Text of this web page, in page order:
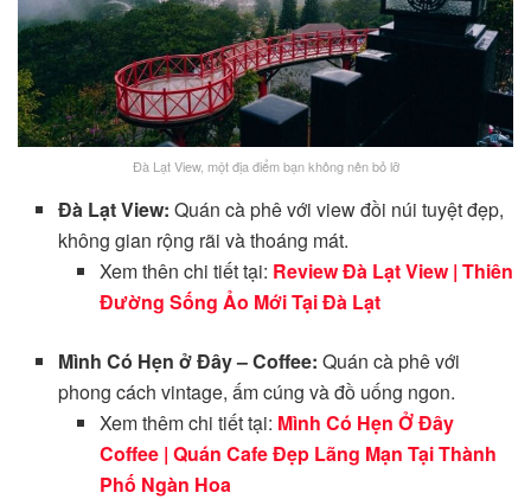
Đà Lạt View, một địa điểm bạn không nên bỏ lỡ
Đà Lạt View: Quán cà phê với view đồi núi tuyệt đẹp,
không gian rộng rãi và thoáng mát.
Xem thên chi tiết tại: Review Đà Lạt View | Thiên
Đường Sống Ảo Mới Tại Đà Lạt
Mình Có Hẹn ở Đây – Coffee: Quán cà phê với
phong cách vintage, ấm cúng và đồ uống ngon.
Xem thêm chi tiết tại: Mình Có Hẹn Ở Đây
Coffee | Quán Cafe Đẹp Lãng Mạn Tại Thành
Phố Ngàn Hoa